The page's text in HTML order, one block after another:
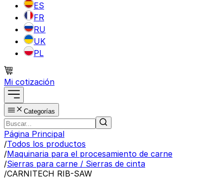
ES
FR
RU
UK
PL
Mi cotización
Categorías
Página Principal
/Todos los productos
/Maquinaria para el procesamiento de carne
/Sierras para carne / Sierras de cinta
/CARNITECH RIB-SAW